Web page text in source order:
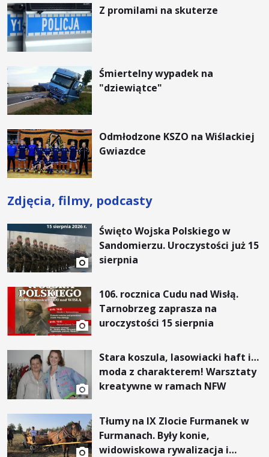
Z promilami na skuterze
Śmiertelny wypadek na
"dziewiątce"
Odmłodzone KSZO na Wiślackiej
Gwiazdce
Zdjęcia, filmy, podcasty
Święto Wojska Polskiego w
Sandomierzu. Uroczystości już 15
sierpnia
106. rocznica Cudu nad Wisłą.
Tarnobrzeg zaprasza na
uroczystości 15 sierpnia
Stara koszula, lasowiacki haft i…
moda z charakterem! Warsztaty
kreatywne w ramach NFW
Tłumy na IX Zlocie Furmanek w
Furmanach. Były konie,
widowiskowa rywalizacja i